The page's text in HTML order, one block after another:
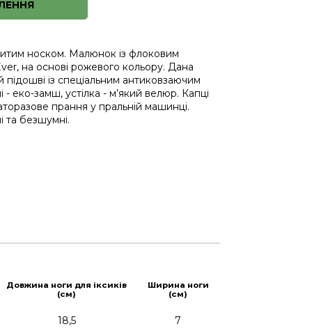
носком. Малюнок із флоковим
на основі рожевого кольору. Дана
із спеціальним антиковзаючим
- еко-замш, устілка - м’який велюр. Капці
прання у пральній машинці.
та безшумні.
Довжина ноги для іксиків
(см)
Ширина ноги
(см)
18,5
7